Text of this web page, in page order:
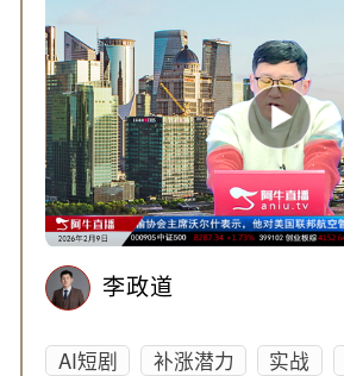
李政道
AI短剧 补涨潜力 实战